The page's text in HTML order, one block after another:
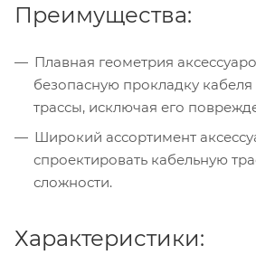
Преимущества:
Плавная геометрия
безопасную прокладку
трассы, исключая его
Широкий ассортимент
спроектировать кабельную
сложности.
Характеристики: